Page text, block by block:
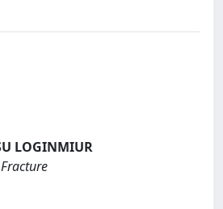
LOGINMIUR